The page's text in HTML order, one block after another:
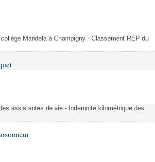
Mandela à Champigny - Classement REP du
assistantes de vie - Indemnité kilométrique des